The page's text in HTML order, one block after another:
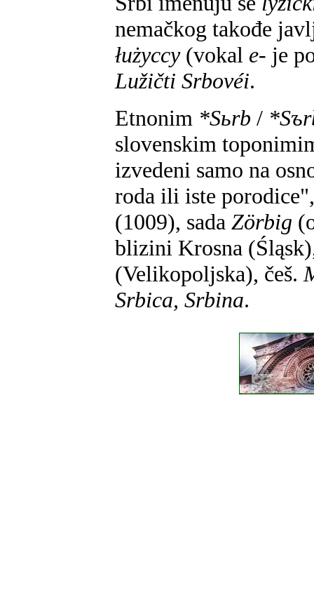
nemačkog takođe
łużyccy (vokal e- je
Lužičti Srbovéi.
Etnonim *Sьrb /
slovenskim
izvedeni samo na
roda ili iste
(1009), sada Zörbig
blizini Krosna
(Velikopoljska), češ.
Srbica, Srbina.